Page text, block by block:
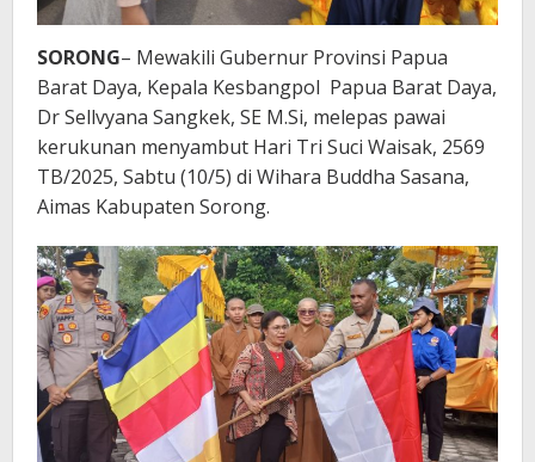
SORONG– Mewakili Gubernur Provinsi Papua
Barat Daya, Kepala Kesbangpol Papua Barat Daya,
Dr Sellvyana Sangkek, SE M.Si, melepas pawai
kerukunan menyambut Hari Tri Suci Waisak, 2569
TB/2025, Sabtu (10/5) di Wihara Buddha Sasana,
Aimas Kabupaten Sorong.